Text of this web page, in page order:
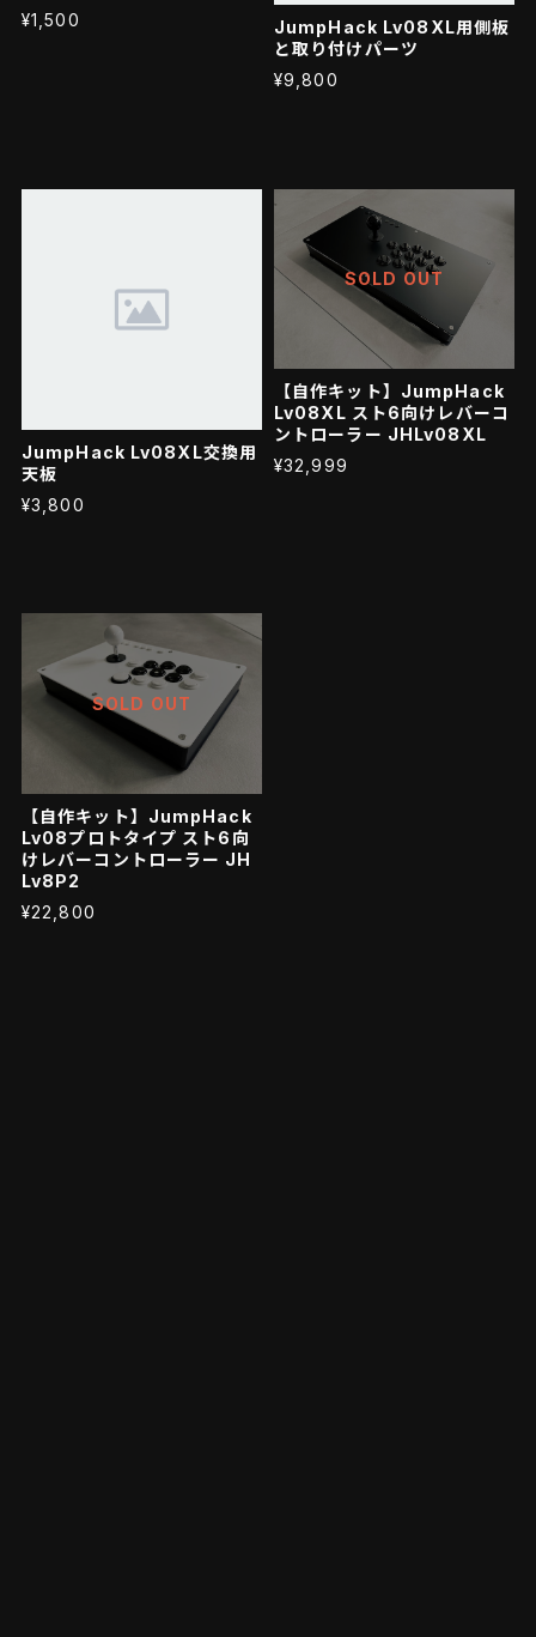
¥1,500
JumpHack Lv08XL用側板
と取り付けパーツ
¥9,800
JumpHack Lv08XL交換用
天板
¥3,800
SOLD OUT
【自作キット】JumpHack
Lv08XL スト6向けレバーコ
ントローラー JHLv08XL
¥32,999
SOLD OUT
【自作キット】JumpHack
Lv08プロトタイプ スト6向
けレバーコントローラー JH
Lv8P2
¥22,800